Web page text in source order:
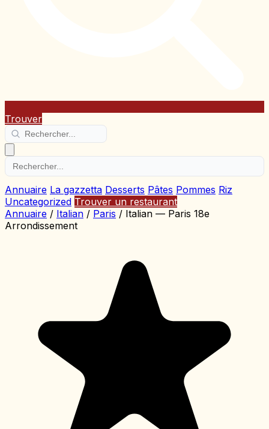
Trouver
Annuaire La gazzetta Desserts Pâtes Pommes Riz
Uncategorized Trouver un restaurant
Annuaire / Italian / Paris / Italian — Paris 18e
Arrondissement